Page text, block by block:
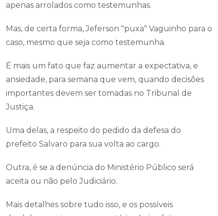
apenas arrolados como testemunhas.
Mas, de certa forma, Jeferson "puxa" Vaguinho para o
caso, mesmo que seja como testemunha.
É mais um fato que faz aumentar a expectativa, e
ansiedade, para semana que vem, quando decisões
importantes devem ser tomadas no Tribunal de
Justiça.
Uma delas, a respeito do pedido da defesa do
prefeito Salvaro para sua volta ao cargo.
Outra, é se a denúncia do Ministério Público será
aceita ou não pelo Judiciário.
Mais detalhes sobre tudo isso, e os possíveis